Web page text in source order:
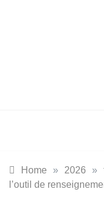
Home » 2026 »
l’outil de